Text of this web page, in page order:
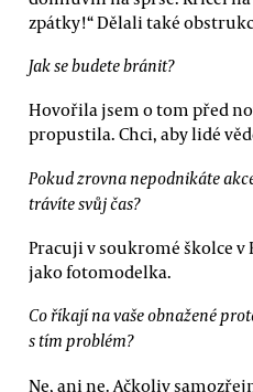
zpátky!“ Dělali také
Jak se budete bránit?
Hovořila jsem o tom před
propustila. Chci, aby lidé
Pokud zrovna nepodnikáte
trávíte svůj čas?
Pracuji v soukromé školce v
jako fotomodelka.
Co říkají na vaše obnažené
s tím problém?
Ne, ani ne. Ačkoliv